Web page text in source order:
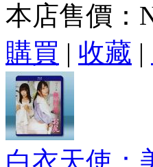
本店售價：
購買 | 收藏 |